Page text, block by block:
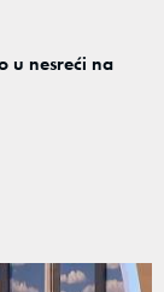
u nesreći na